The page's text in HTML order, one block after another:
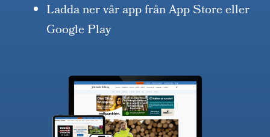
Ladda ner vår app från App Store eller
Google Play